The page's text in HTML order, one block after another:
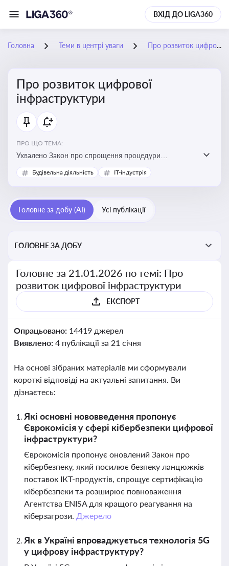
ВХІД ДО LIGA360
Головна Теми в центрі уваги Про розвиток цифрової інфраструктури
Про розвиток цифрової
інфраструктури
ПРО ЩО ТЕМА:
Ухвалено Закон про спрощення процедури
відведення земельних ділянок для розвитку цифрової
інфраструктури
Будівельна діяльність IT-індустрія
Головне за добу (AI) Усі публікації
ГОЛОВНЕ ЗА ДОБУ
Головне за 21.01.2026 по темі: Про
розвиток цифрової інфраструктури
ЕКСПОРТ
Опрацьовано: 14419 джерел
Виявлено: 4 публікації за 21 січня
На основі зібраних матеріалів ми сформували
короткі відповіді на актуальні запитання. Ви
дізнаєтесь:
Які основні нововведення пропонує
Єврокомісія у сфері кібербезпеки цифрової
інфраструктури?
Єврокомісія пропонує оновлений Закон про
кібербезпеку, який посилює безпеку ланцюжків
поставок ІКТ-продуктів, спрощує сертифікацію
кібербезпеки та розширює повноваження
Агентства ENISA для кращого реагування на
кіберзагрози. Джерело
Як в Україні впроваджується технологія 5G
у цифрову інфраструктуру?